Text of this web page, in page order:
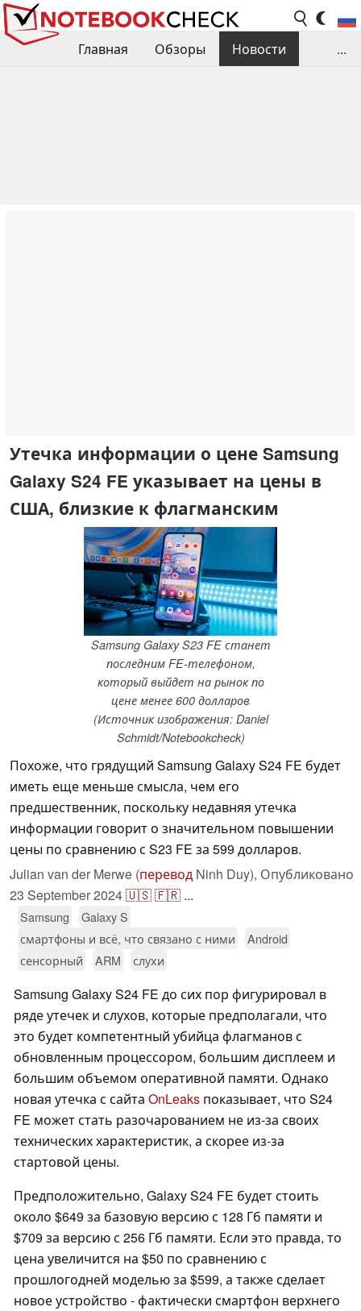
Главная Обзоры
Новости
...
Утечка информации о цене Samsung
Galaxy S24 FE указывает на цены в
США, близкие к флагманским
Samsung Galaxy S23 FE станет
последним FE-телефоном,
который выйдет на рынок по
цене менее 600 долларов
(Источник изображения: Daniel
Schmidt/Notebookcheck)
Похоже, что грядущий Samsung Galaxy S24 FE будет
иметь еще меньше смысла, чем его
предшественник, поскольку недавняя утечка
информации говорит о значительном повышении
цены по сравнению с S23 FE за 599 долларов.
Julian van der Merwe (перевод Ninh Duy), Опубликовано
23 September 2024🇺🇸🇫🇷 ...
Samsung
Galaxy S
смартфоны и всё, что связано с ними
Android
сенсорный
ARM слухи
Samsung Galaxy S24 FE до сих пор фигурировал в
ряде утечек и слухов, которые предполагали, что
это будет компетентный убийца флагманов с
обновленным процессором, большим дисплеем и
большим объемом оперативной памяти. Однако
новая утечка с сайта OnLeaks показывает, что S24
FE может стать разочарованием не из-за своих
технических характеристик, а скорее из-за
стартовой цены.
Предположительно, Galaxy S24 FE будет стоить
около $649 за базовую версию с 128 Гб памяти и
$709 за версию с 256 Гб памяти. Если это правда, то
цена увеличится на $50 по сравнению с
прошлогодней моделью за $599, а также сделает
новое устройство - фактически смартфон верхнего